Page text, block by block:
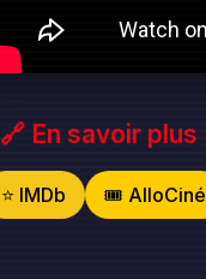
🔗 En savoir plus
⭐ IMDb 🎟️ AlloCiné